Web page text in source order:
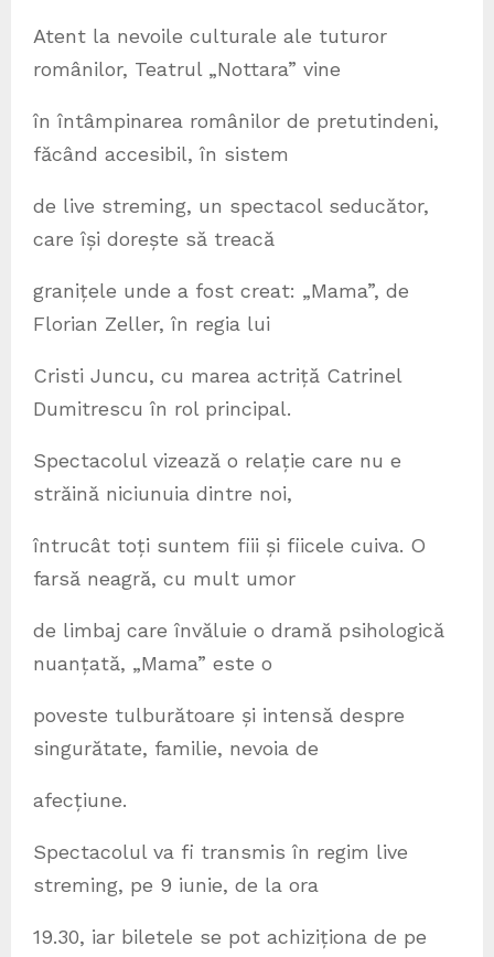
Atent la nevoile culturale ale tuturor
românilor, Teatrul „Nottara” vine
în întâmpinarea românilor de pretutindeni,
făcând accesibil, în sistem
de live streming, un spectacol seducător,
care își dorește să treacă
granițele unde a fost creat: „Mama”, de
Florian Zeller, în regia lui
Cristi Juncu, cu marea actriță Catrinel
Dumitrescu în rol principal.
Spectacolul vizează o relație care nu e
străină niciunuia dintre noi,
întrucât toți suntem fiii și fiicele cuiva. O
farsă neagră, cu mult umor
de limbaj care învăluie o dramă psihologică
nuanțată, „Mama” este o
poveste tulburătoare și intensă despre
singurătate, familie, nevoia de
afecțiune.
Spectacolul va fi transmis în regim live
streming, pe 9 iunie, de la ora
19.30, iar biletele se pot achiziționa de pe